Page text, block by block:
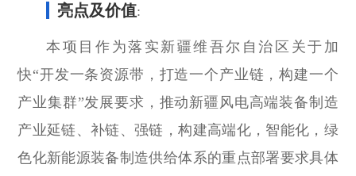
亮点及价值:
本项目作为落实新疆维吾尔自治区关于加
快“开发一条资源带，打造一个产业链，构建一个
产业集群”发展要求，推动新疆风电高端装备制造
产业延链、补链、强链，构建高端化，智能化，绿
色化新能源装备制造供给体系的重点部署要求具体